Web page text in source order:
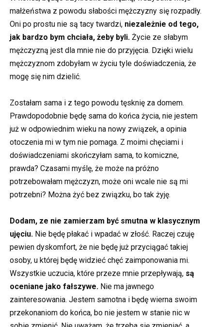
małżeństwa z powodu słabości mężczyzny się rozpadły.
Oni po prostu nie są tacy twardzi, niezależnie od tego,
jak bardzo bym chciała, żeby byli. Życie ze słabym
mężczyzną jest dla mnie nie do przyjęcia. Dzięki wielu
mężczyznom zdobyłam w życiu tyle doświadczenia, że
mogę się nim dzielić.
Zostałam sama i z tego powodu tęsknię za domem.
Prawdopodobnie będę sama do końca życia, nie jestem
już w odpowiednim wieku na nowy związek, a opinia
otoczenia mi w tym nie pomaga. Z moimi chęciami i
doświadczeniami skończyłam sama, to komiczne,
prawda? Czasami myślę, że może na próżno
potrzebowałam mężczyzn, może oni wcale nie są mi
potrzebni? Można żyć bez związku, bo tak żyję.
Dodam, ze nie zamierzam być smutna w klasycznym
ujęciu. Nie będę płakać i wpadać w złość. Raczej czuję
pewien dyskomfort, że nie będę już przyciągać takiej
osoby, u której będę widzieć chęć zaimponowania mi.
Wszystkie uczucia, które przeze mnie przepływają, są
oceniane jako fałszywe. Nie ma jawnego
zainteresowania. Jestem samotna i będę wierna swoim
przekonaniom do końca, bo nie jestem w stanie nic w